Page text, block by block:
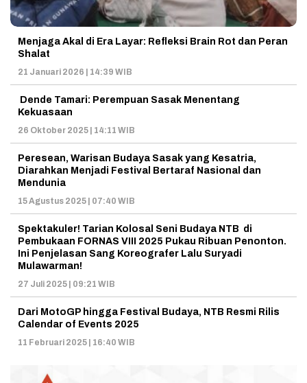
Menjaga Akal di Era Layar: Refleksi Brain Rot dan Peran
Shalat
21 Januari 2026 | 14:39 WIB
Dende Tamari: Perempuan Sasak Menentang
Kekuasaan
26 Oktober 2025 | 14:11 WIB
Peresean, Warisan Budaya Sasak yang Kesatria,
Diarahkan Menjadi Festival Bertaraf Nasional dan
Mendunia
15 Agustus 2025 | 07:40 WIB
Spektakuler! Tarian Kolosal Seni Budaya NTB di
Pembukaan FORNAS VIII 2025 Pukau Ribuan Penonton.
Ini Penjelasan Sang Koreografer Lalu Suryadi
Mulawarman!
27 Juli 2025 | 09:21 WIB
Dari MotoGP hingga Festival Budaya, NTB Resmi Rilis
Calendar of Events 2025
11 Februari 2025 | 16:40 WIB